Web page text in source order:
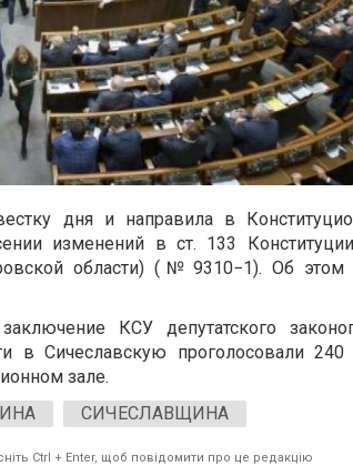
дня и направила в
изменений в ст. 133
области) (№ 9310−1). Об этом
КСУ депутатского
в Сичеславскую проголосовали
зале.
СИЧЕСЛАВЩИНА
Ctrl + Enter, щоб повідомити про це редакцію